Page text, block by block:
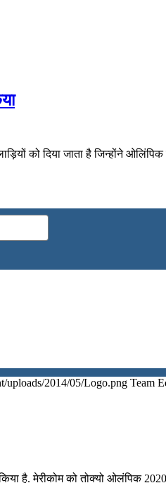
को दिया जाता है जिन्होंने
uploads/2014/05/Logo.png Team
है. मेरीकोम को तोक्यो ओलंपिक